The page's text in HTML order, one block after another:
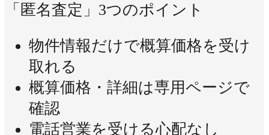
「匿名査定」3つのポイント
物件情報だけで概算価格を受け
取れる
概算価格・詳細は専用ページで
確認
電話営業を受ける心配なし